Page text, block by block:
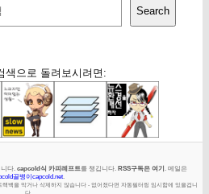
Search
색으로 돌려보시려면:
다. capcold식 카피레프트를 챙깁니다. RSS구독은 여기 . 메일은
골뱅이capcold.net
백을 막거나 삭제하지 않습니다 - 없어졌다면 자동필터링 임시함에 있을겁니
다.